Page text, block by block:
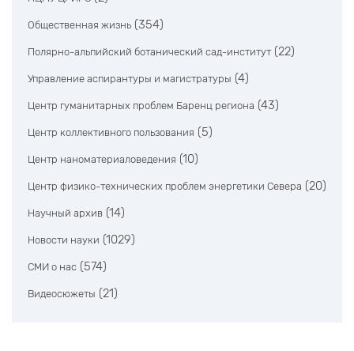
Общественная жизнь (354)
Полярно-альпийский ботанический сад-институт (22)
Управление аспирантуры и магистратуры (4)
Центр гуманитарных проблем Баренц региона (43)
Центр коллективного пользования (5)
Центр наноматериаловедения (10)
Центр физико-технических проблем энергетики Севера (20)
Научный архив (14)
Новости науки (1029)
СМИ о нас (574)
Видеосюжеты (21)